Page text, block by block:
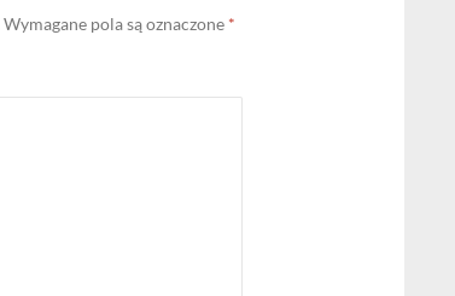
Wymagane pola są oznaczone *